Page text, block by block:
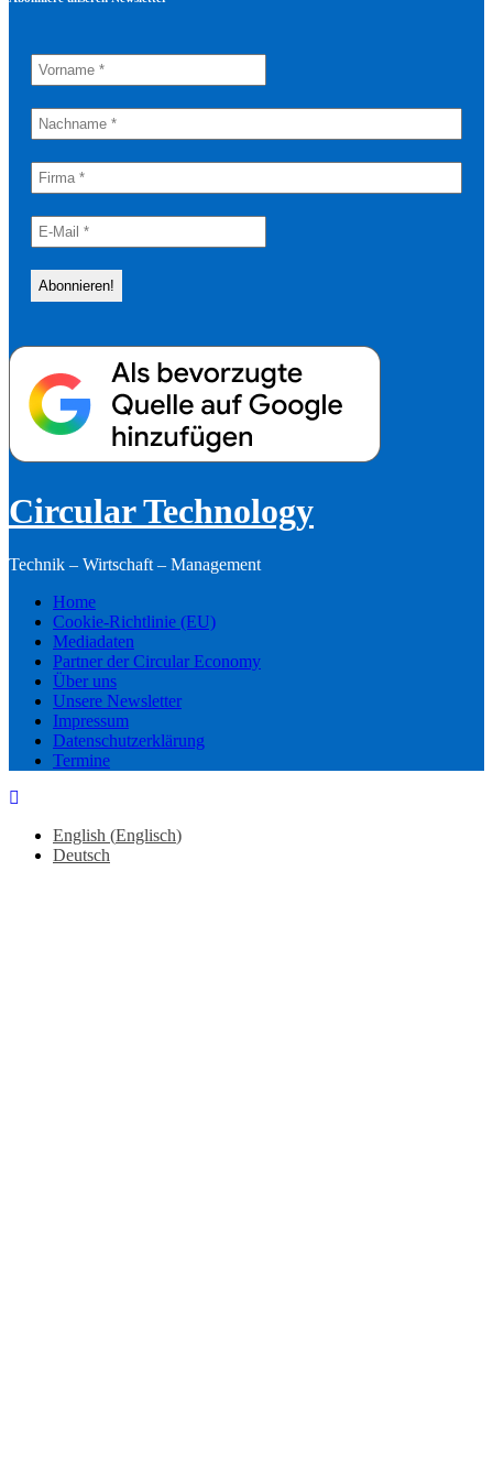
Circular Technology
Technik – Wirtschaft – Management
Home
Cookie-Richtlinie (EU)
Mediadaten
Partner der Circular Economy
Über uns
Unsere Newsletter
Impressum
Datenschutzerklärung
Termine
English (Englisch)
Deutsch